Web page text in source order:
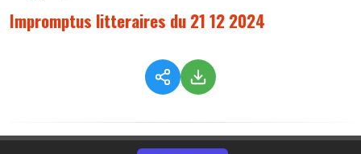
Impromptus litteraires du 21 12 2024